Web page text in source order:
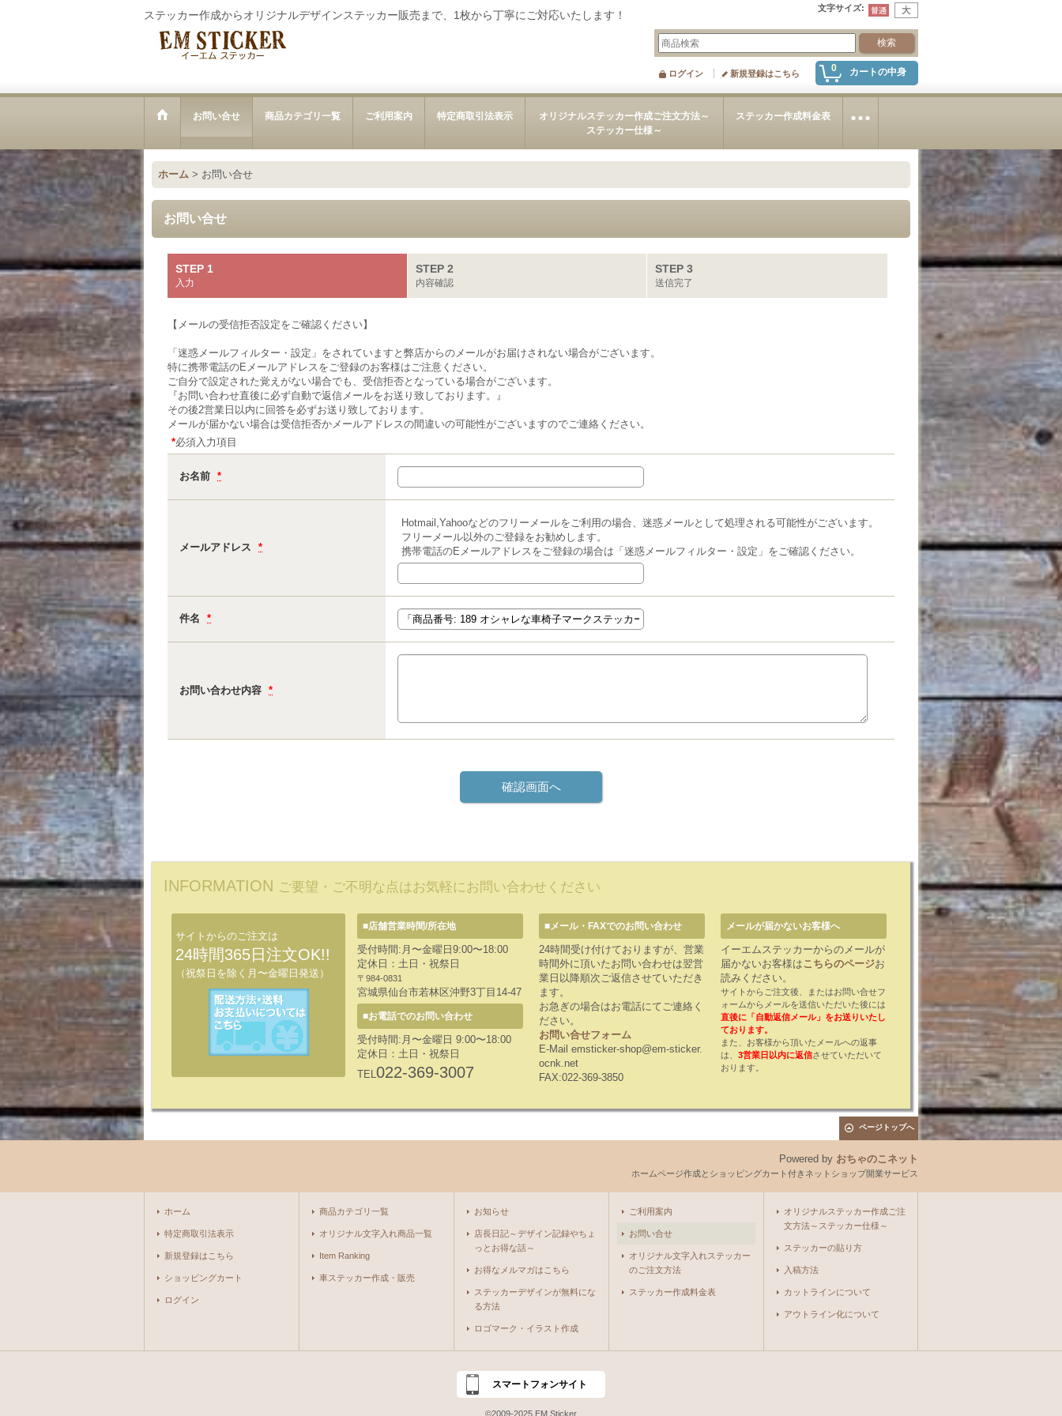
ステッカー作成からオリジナルデザインステッカー販売まで、1枚から丁寧にご対応いたします！
文字サイズ:
0 カートの中身
ログイン 新規登録はこちら
お問い合せ 商品カテゴリ一覧 ご利用案内 特定商取引法表示
オリジナルステッカー作成ご注文方法～
ステッカー仕様～
ステッカー作成料金表
ホーム > お問い合せ
お問い合せ
STEP 1
入力
STEP 2
内容確認
STEP 3
送信完了
【メールの受信拒否設定をご確認ください】
「迷惑メールフィルター・設定」をされていますと弊店からのメールがお届けされない場合がございます。
特に携帯電話のEメールアドレスをご登録のお客様はご注意ください。
ご自分で設定された覚えがない場合でも、受信拒否となっている場合がございます。
『お問い合わせ直後に必ず自動で返信メールをお送り致しております。』
その後2営業日以内に回答を必ずお送り致しております。
メールが届かない場合は受信拒否かメールアドレスの間違いの可能性がございますのでご連絡ください。
*必須入力項目
お名前 *
メールアドレス *
Hotmail,Yahooなどのフリーメールをご利用の場合、迷惑メールとして処理される可能性がございます。
フリーメール以外のご登録をお勧めします。
携帯電話のEメールアドレスをご登録の場合は「迷惑メールフィルター・設定」をご確認ください。
件名 *
お問い合わせ内容 *
INFORMATION ご要望・ご不明な点はお気軽にお問い合わせください
サイトからのご注文は
24時間365日注文OK!!
（祝祭日を除く月〜金曜日発送）
■店舗営業時間/所在地
受付時間:月〜金曜日9:00〜18:00
定休日：土日・祝祭日
〒984-0831
宮城県仙台市若林区沖野3丁目14-47
■お電話でのお問い合わせ
受付時間:月〜金曜日 9:00〜18:00
定休日：土日・祝祭日
TEL022-369-3007
■メール・FAXでのお問い合わせ
24時間受け付けておりますが、営業
時間外に頂いたお問い合わせは翌営
業日以降順次ご返信させていただき
ます。
お急ぎの場合はお電話にてご連絡く
ださい。
お問い合せフォーム
E-Mail emsticker-shop@em-sticker.
ocnk.net
FAX:022-369-3850
メールが届かないお客様へ
イーエムステッカーからのメールが
届かないお客様はこちらのページお
読みください。
サイトからご注文後、またはお問い合せフ
ォームからメールを送信いただいた後には
直後に「自動返信メール」をお送りいたし
ております。
また、お客様から頂いたメールへの返事
は、 3営業日以内に返信させていただいて
おります。
ページトップへ
Powered by おちゃのこネット
ホームページ作成とショッピングカート付きネットショップ開業サービス
ホーム
特定商取引法表示
新規登録はこちら
ショッピングカート
ログイン
商品カテゴリ一覧
オリジナル文字入れ商品一覧
Item Ranking
車ステッカー作成・販売
お知らせ
店長日記～デザイン記録やちょ
っとお得な話～
お得なメルマガはこちら
ステッカーデザインが無料にな
る方法
ロゴマーク・イラスト作成
ご利用案内
お問い合せ
オリジナル文字入れステッカー
のご注文方法
ステッカー作成料金表
オリジナルステッカー作成ご注
文方法～ステッカー仕様～
ステッカーの貼り方
入稿方法
カットラインについて
アウトライン化について
スマートフォンサイト
©2009-2025 EM Sticker